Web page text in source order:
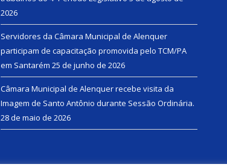
2026
Servidores da Câmara Municipal de Alenquer
participam de capacitação promovida pelo TCM/PA
em Santarém 25 de junho de 2026
Câmara Municipal de Alenquer recebe visita da
Imagem de Santo Antônio durante Sessão Ordinária.
28 de maio de 2026